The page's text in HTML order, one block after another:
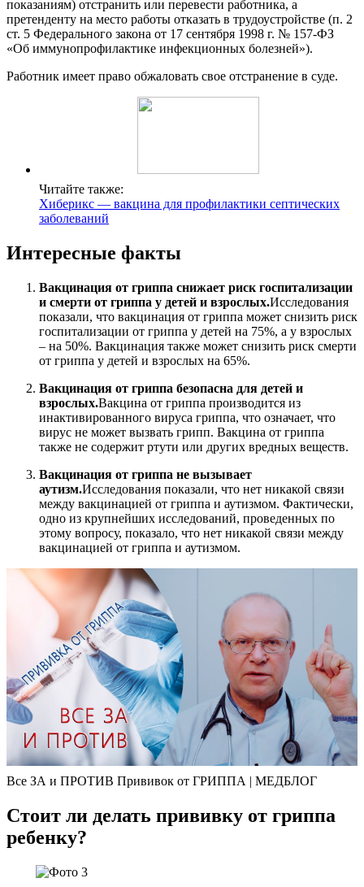
показаниям) отстранить или перевести работника, а
претенденту на место работы отказать в трудоустройстве (п. 2
ст. 5 Федерального закона от 17 сентября 1998 г. № 157-ФЗ
«Об иммунопрофилактике инфекционных болезней»).
Работник имеет право обжаловать свое отстранение в суде.
Читайте также:
Хиберикс — вакцина для профилактики септических
заболеваний
Интересные факты
Вакцинация от гриппа снижает риск госпитализации
и смерти от гриппа у детей и взрослых.Исследования
показали, что вакцинация от гриппа может снизить риск
госпитализации от гриппа у детей на 75%, а у взрослых
– на 50%. Вакцинация также может снизить риск смерти
от гриппа у детей и взрослых на 65%.
Вакцинация от гриппа безопасна для детей и
взрослых.Вакцина от гриппа производится из
инактивированного вируса гриппа, что означает, что
вирус не может вызвать грипп. Вакцина от гриппа
также не содержит ртути или других вредных веществ.
Вакцинация от гриппа не вызывает
аутизм.Исследования показали, что нет никакой связи
между вакцинацией от гриппа и аутизмом. Фактически,
одно из крупнейших исследований, проведенных по
этому вопросу, показало, что нет никакой связи между
вакцинацией от гриппа и аутизмом.
Все ЗА и ПРОТИВ Прививок от ГРИППА | МЕДБЛОГ
Стоит ли делать прививку от гриппа
ребенку?